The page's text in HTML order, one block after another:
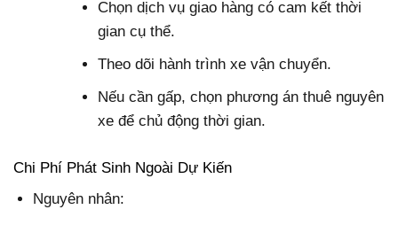
Chọn dịch vụ giao hàng có cam kết thời
gian cụ thể.
Theo dõi hành trình xe vận chuyển.
Nếu cần gấp, chọn phương án thuê nguyên
xe để chủ động thời gian.
Chi Phí Phát Sinh Ngoài Dự Kiến
Nguyên nhân: